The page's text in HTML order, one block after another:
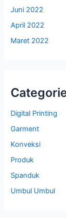
Juni 2022
April 2022
Maret 2022
Digital Printing
Garment
Konveksi
Produk
Spanduk
Umbul Umbul